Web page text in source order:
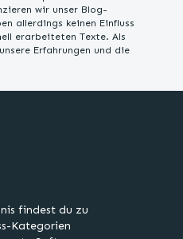
wir unser Blog-
allerdings keinen Einfluss
erarbeiteten Texte. Als
Erfahrungen und die
findest du zu
Kategorien